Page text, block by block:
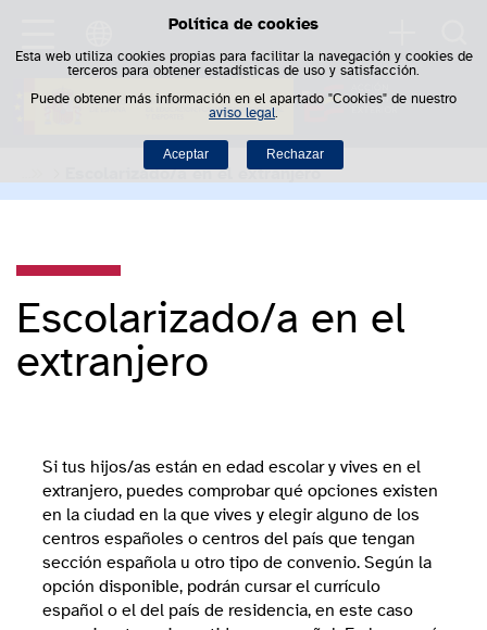
Política de cookies
Esta web utiliza cookies propias para facilitar la navegación y cookies de
terceros para obtener estadísticas de uso y satisfacción.
Puede obtener más información en el apartado "Cookies" de nuestro
aviso legal
Aceptar Rechazar
Saltar al contenido
Escolarizado/a en el extranjero
Escolarizado/a en el
extranjero
Si tus hijos/as están en edad escolar y vives en el
extranjero, puedes comprobar qué opciones existen
en la ciudad en la que vives y elegir alguno de los
centros españoles o centros del país que tengan
sección española u otro tipo de convenio. Según la
opción disponible, podrán cursar el currículo
español o el del país de residencia, en este caso